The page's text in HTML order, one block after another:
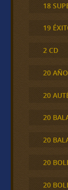
18
19
2 CD
20
20
20
20
20
20